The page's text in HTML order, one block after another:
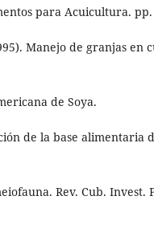
para Acuicultura. pp.
Manejo de granjas en
de Soya.
de la base alimentaria
Rev. Cub. Invest.